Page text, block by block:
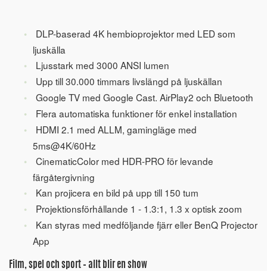
DLP-baserad 4K hembioprojektor med LED som
ljuskälla
Ljusstark med 3000 ANSI lumen
Upp till 30.000 timmars livslängd på ljuskällan
Google TV med Google Cast. AirPlay2 och Bluetooth
Flera automatiska funktioner för enkel installation
HDMI 2.1 med ALLM, gamingläge med
5ms@4K/60Hz
CinematicColor med HDR-PRO för levande
färgåtergivning
Kan projicera en bild på upp till 150 tum
Projektionsförhållande 1 - 1.3:1, 1.3 x optisk zoom
Kan styras med medföljande fjärr eller BenQ Projector
App
Film, spel och sport – allt blir en show